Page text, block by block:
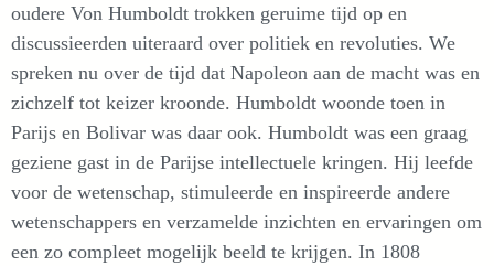
oudere Von Humboldt trokken geruime tijd op en
discussieerden uiteraard over politiek en revoluties. We
spreken nu over de tijd dat Napoleon aan de macht was en
zichzelf tot keizer kroonde. Humboldt woonde toen in
Parijs en Bolivar was daar ook. Humboldt was een graag
geziene gast in de Parijse intellectuele kringen. Hij leefde
voor de wetenschap, stimuleerde en inspireerde andere
wetenschappers en verzamelde inzichten en ervaringen om
een zo compleet mogelijk beeld te krijgen. In 1808